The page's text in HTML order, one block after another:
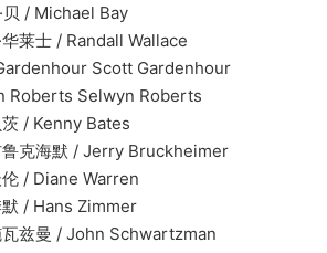
/ Michael Bay
/ Randall Wallace
Scott Gardenhour
Selwyn Roberts
Bates
/ Jerry Bruckheimer
Diane Warren
Zimmer
曼 / John Schwartzman